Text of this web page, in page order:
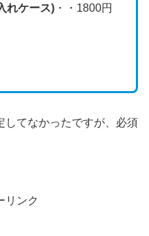
れケース)・・1800円
してなかったですが、必須
リンク